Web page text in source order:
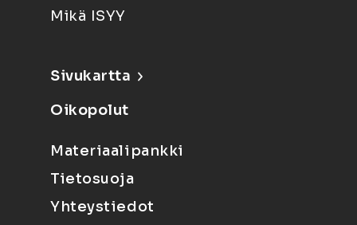
Mikä ISYY
Sivukartta
Oikopolut
Materiaalipankki
Tietosuoja
Yhteystiedot